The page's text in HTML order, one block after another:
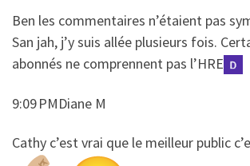
​​Ben les commentaires n’étaient pas
San jah, j’y suis allée plusieurs fois.
abonnés ne comprennent pas l’HRE
9:09 PMDiane M
​​Cathy c’est vrai que le meilleur public